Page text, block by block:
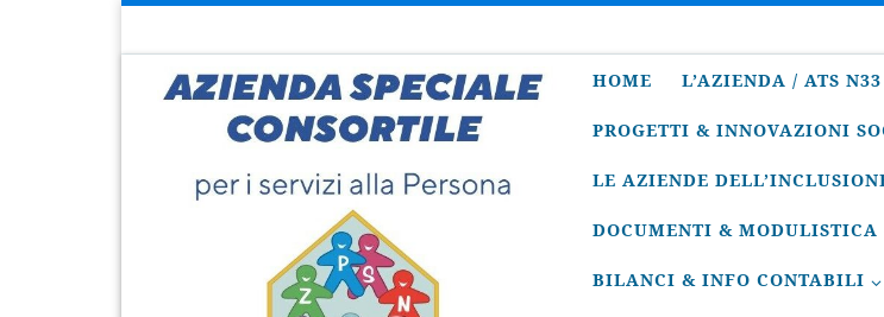
HOME L’AZIENDA / ATS N33
PROGETTI & INNOVAZIONI
LE AZIENDE
DOCUMENTI & MODULISTICA
BILANCI & INFO CONTABILI